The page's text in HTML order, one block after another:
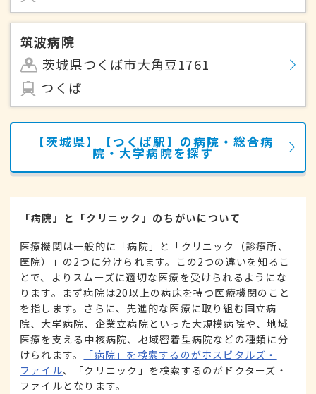
筑波病院
茨城県つくば市大角豆1761
つくば
【茨城県】【つくば駅】の病院・総合病
院・大学病院を探す
「病院」と「クリニック」のちがいについて
医療機関は一般的に「病院」と「クリニック（診療所、
医院）」の2つに分けられます。この2つの違いを知るこ
とで、よりスムーズに適切な医療を受けられるようにな
ります。まず病院は20以上の病床を持つ医療機関のこと
を指します。さらに、先進的な医療に取り組む国立病
院、大学病院、企業立病院といった大規模病院や、地域
医療を支える中核病院、地域密着型病院などの種類に分
けられます。
「病院」を検索するのがホスピタルズ・
ファイル、「クリニック」を検索するのがドクターズ・
ファイルとなります。